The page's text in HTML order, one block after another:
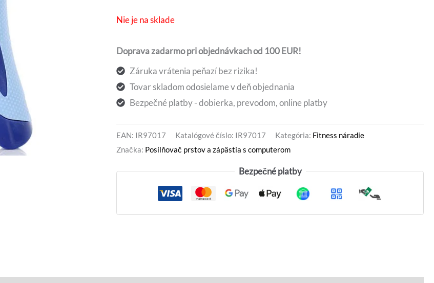
bola:
10,25 €.7,80 €.
Nie je na sklade
Doprava zadarmo pri objednávkach od 100 EUR!
Záruka vrátenia peňazí bez rizika!
Tovar skladom odosielame v deň objednania
Bezpečné platby - dobierka, prevodom, online platby
EAN: IR97017 Katalógové číslo: IR97017 Kategória: Fitness náradie
Značka: Posilňovač prstov a zápästia s computerom
Bezpečné platby